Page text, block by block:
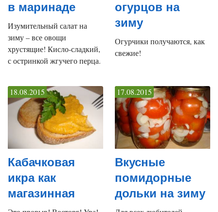
в маринаде
Изумительный салат на
зиму – все овощи
хрустящие! Кисло-сладкий,
с остринкой жгучего перца.
огурцов на
зиму
Огурчики получаются, как
свежие!
Кабачковая
икра как
магазинная
18.08.2015
Вкусные
помидорные
дольки на зиму
17.08.2015